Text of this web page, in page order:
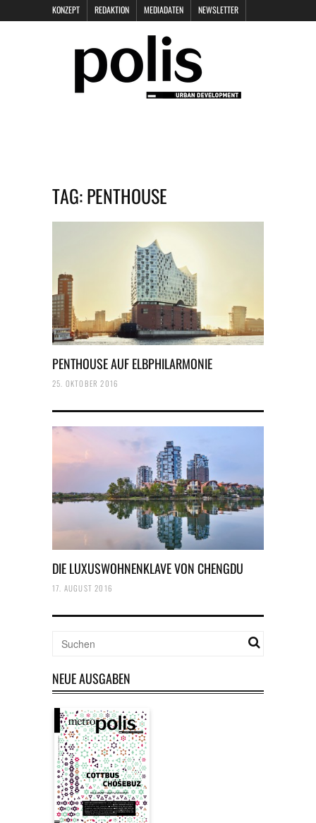
KONZEPT REDAKTION MEDIADATEN NEWSLETTER
DATENSCHUTZ
TAG:PENTHOUSE
PENTHOUSE AUF ELBPHILARMONIE
25. OKTOBER 2016
DIE LUXUSWOHNENKLAVE VON CHENGDU
17. AUGUST 2016
NEUE AUSGABEN